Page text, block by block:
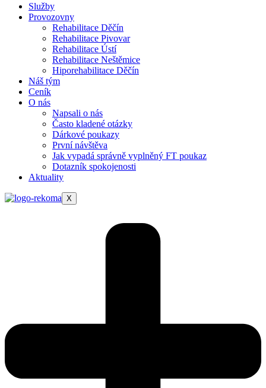
Služby
Provozovny
Rehabilitace Děčín
Rehabilitace Pivovar
Rehabilitace Ústí
Rehabilitace Neštěmice
Hiporehabilitace Děčín
Náš tým
Ceník
O nás
Napsali o nás
Často kladené otázky
Dárkové poukazy
První návštěva
Jak vypadá správně vyplněný FT poukaz
Dotazník spokojenosti
Aktuality
X